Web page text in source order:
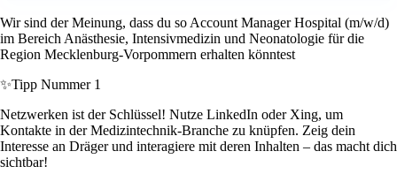
Wir sind der Meinung, dass du so Account Manager Hospital (m/w/d)
im Bereich Anästhesie, Intensivmedizin und Neonatologie für die
Region Mecklenburg-Vorpommern erhalten könntest
✨Tipp Nummer 1
Netzwerken ist der Schlüssel! Nutze LinkedIn oder Xing, um
Kontakte in der Medizintechnik-Branche zu knüpfen. Zeig dein
Interesse an Dräger und interagiere mit deren Inhalten – das macht dich
sichtbar!